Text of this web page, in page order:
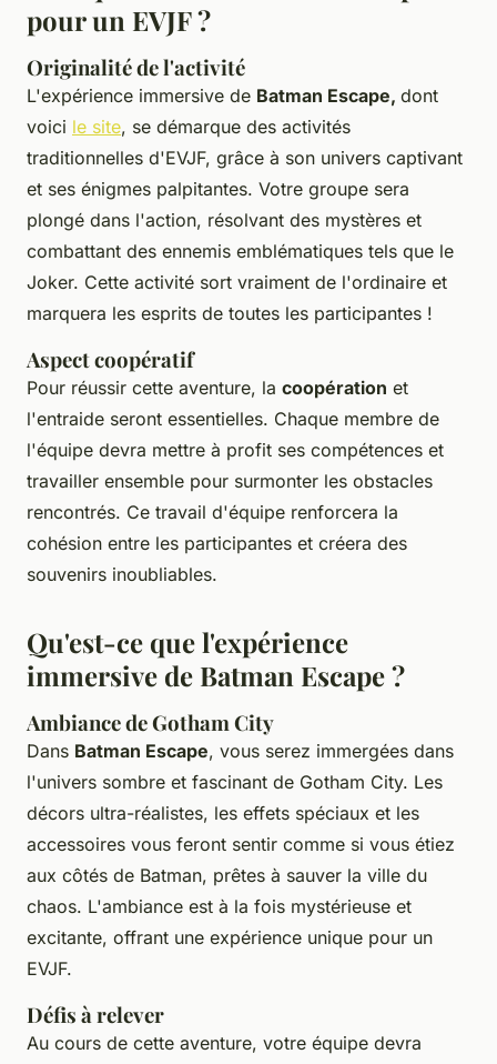
pour un EVJF ?
Originalité de l'activité
L'expérience immersive de Batman Escape, dont
voici le site, se démarque des activités
traditionnelles d'EVJF, grâce à son univers captivant
et ses énigmes palpitantes. Votre groupe sera
plongé dans l'action, résolvant des mystères et
combattant des ennemis emblématiques tels que le
Joker. Cette activité sort vraiment de l'ordinaire et
marquera les esprits de toutes les participantes !
Aspect coopératif
Pour réussir cette aventure, la coopération et
l'entraide seront essentielles. Chaque membre de
l'équipe devra mettre à profit ses compétences et
travailler ensemble pour surmonter les obstacles
rencontrés. Ce travail d'équipe renforcera la
cohésion entre les participantes et créera des
souvenirs inoubliables.
Qu'est-ce que l'expérience
immersive de Batman Escape ?
Ambiance de Gotham City
Dans Batman Escape, vous serez immergées dans
l'univers sombre et fascinant de Gotham City. Les
décors ultra-réalistes, les effets spéciaux et les
accessoires vous feront sentir comme si vous étiez
aux côtés de Batman, prêtes à sauver la ville du
chaos. L'ambiance est à la fois mystérieuse et
excitante, offrant une expérience unique pour un
EVJF.
Défis à relever
Au cours de cette aventure, votre équipe devra